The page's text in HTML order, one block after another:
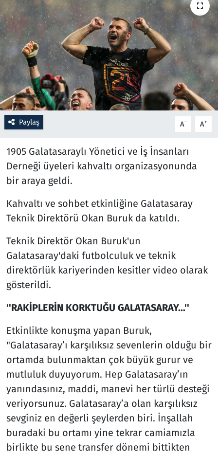
Paylaş A- A+
1905 Galatasaraylı Yönetici ve İş İnsanları
Derneği üyeleri kahvaltı organizasyonunda
bir araya geldi.
Kahvaltı ve sohbet etkinliğine Galatasaray
Teknik Direktörü Okan Buruk da katıldı.
Teknik Direktör Okan Buruk'un
Galatasaray'daki futbolculuk ve teknik
direktörlük kariyerinden kesitler video olarak
gösterildi.
''RAKİPLERİN KORKTUĞU GALATASARAY...''
Etkinlikte konuşma yapan Buruk,
"Galatasaray’ı karşılıksız sevenlerin olduğu bir
ortamda bulunmaktan çok büyük gurur ve
mutluluk duyuyorum. Hep Galatasaray’ın
yanındasınız, maddi, manevi her türlü desteği
veriyorsunuz. Galatasaray’a olan karşılıksız
sevginiz en değerli şeylerden biri. İnşallah
buradaki bu ortamı yine tekrar camiamızla
birlikte bu sene transfer dönemi bittikten
Rüya Tabirleri
Sağlık
Savunma Sanayi
Seçim 2023
Spor
Televizyon